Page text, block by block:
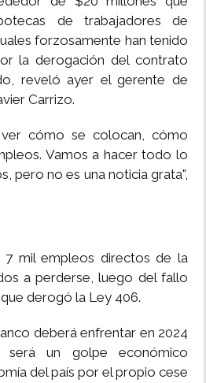
de trabajadores de
forzosamente han tenido
la derogación del contrato
reveló ayer el gerente de
Carrizo.
cómo se colocan, cómo
Vamos a hacer todo lo
pero no es una noticia grata",
7 mil empleos directos de la
a perderse, luego del fallo
derogó la Ley 406.
deberá enfrentar en 2024
un golpe económico
del país por el propio cese